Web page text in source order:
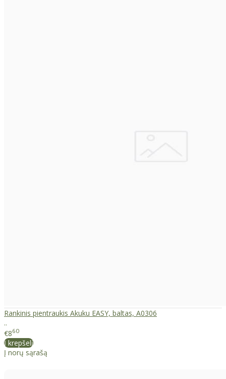
Rankinis pientraukis Akuku EASY, baltas, A0306
..
€860
Į krepšelį
Į norų sąrašą